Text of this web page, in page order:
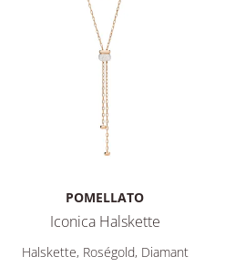
POMELLATO
Iconica Halskette
Pomellato Iconica Halskette,
Halskette, Roségold, Diamant